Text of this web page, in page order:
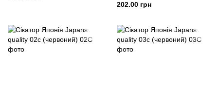
202.00 грн